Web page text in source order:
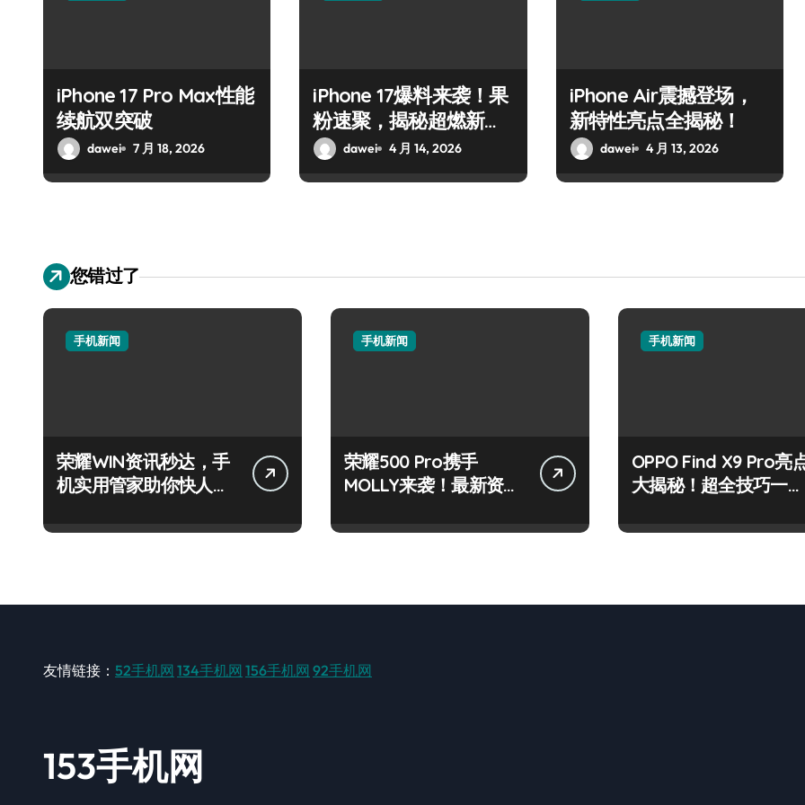
iPhone 17 Pro Max性能
续航双突破
dawei 7 月 18, 2026
iPhone 17爆料来袭！果
粉速聚，揭秘超燃新惊
喜！dawei 4 月 14, 2026
iPhone Air震撼登场，
新特性亮点全揭秘！
dawei 4 月 13, 2026
您错过了
手机新闻
荣耀WIN资讯秒达，手
机实用管家助你快人一
手机新闻
荣耀500 Pro携手
MOLLY来袭！最新资讯
手机新闻
OPPO Find X9 Pro亮
大揭秘！超全技巧一键
友情链接： 52手机网 134手机网 156手机网 92手机网
153手机网